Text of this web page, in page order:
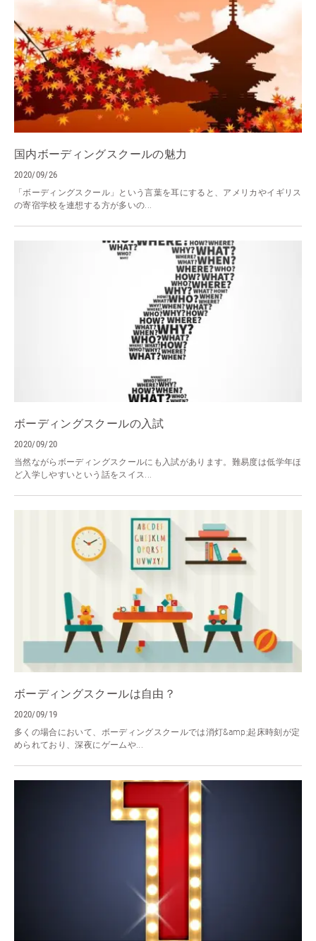
国内ボーディングスクールの魅力
2020/09/26
「ボーディングスクール」という言葉を耳にすると、アメリカやイギリス
の寄宿学校を連想する方が多いの...
ボーディングスクールの入試
2020/09/20
当然ながらボーディングスクールにも入試があります。難易度は低学年ほ
ど入学しやすいという話をスイス...
ボーディングスクールは自由？
2020/09/19
多くの場合において、ボーディングスクールでは消灯&amp;起床時刻が定
められており、深夜にゲームや...